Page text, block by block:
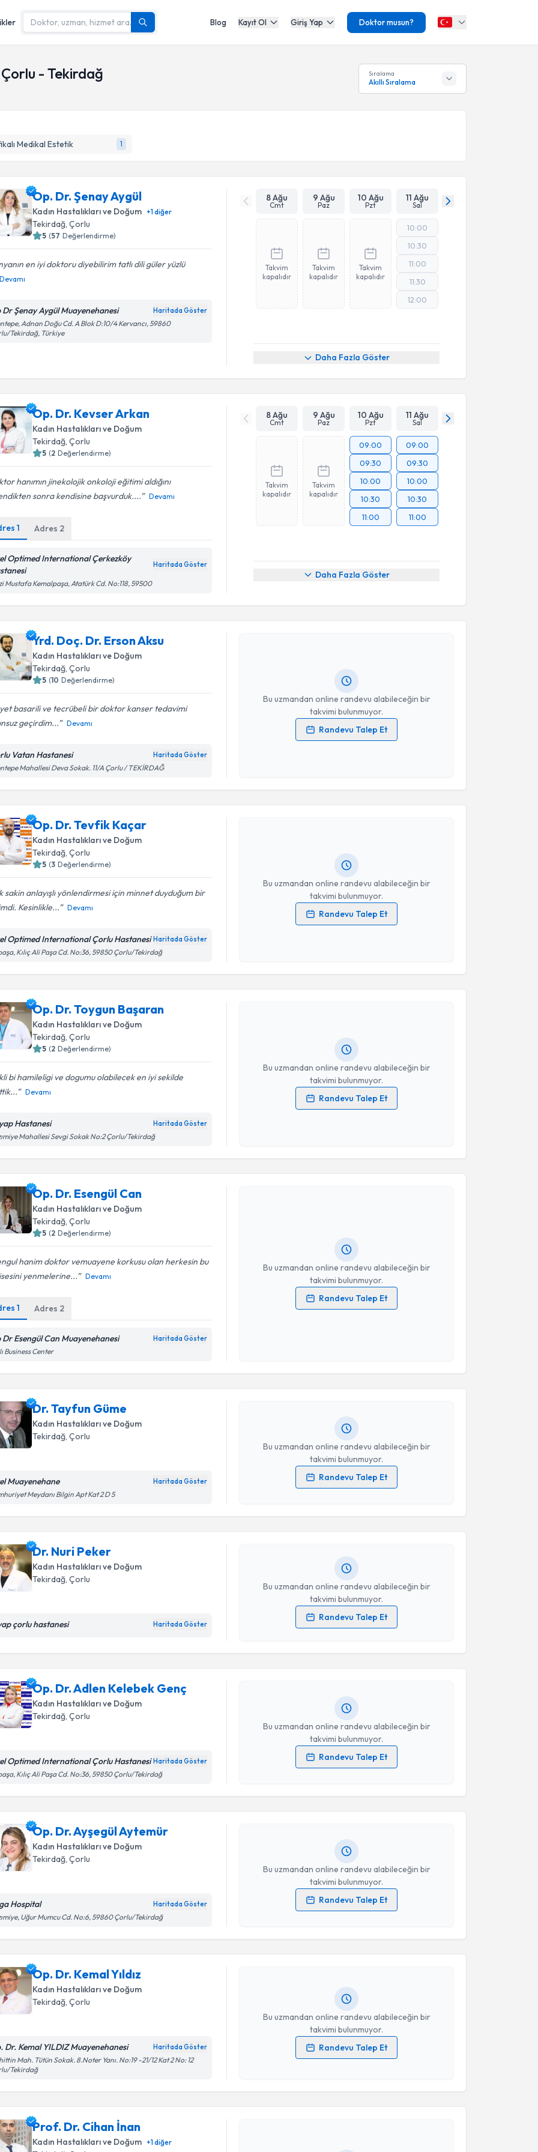
Blog Kayıt Ol Giriş Yap Doktor musun?
Çorlu - Tekirdağ Sıralama
Akıllı Sıralama
Medikal Estetik 1
Op. Dr. Şenay Aygül
Kadın Hastalıkları ve Doğum +1diğer
Tekirdağ,Çorlu
5 (57 Değerlendirme)
en iyi doktoru diyebilirim tatlı dili güler yüzlü
Devamı
Dr Şenay Aygül Muayenehanesi Haritada Göster
Adnan Doğu Cd. A Blok D:10/4 Kervancı, 59860
Tekirdağ, Türkiye
8 Ağu
Cmt
9 Ağu
Paz
10 Ağu
Pzt
11 Ağu
Sal
Takvim
kapalıdır
Takvim
kapalıdır
Takvim
kapalıdır
10:00
10:30
11:00
11:30
12:00
Daha Fazla Göster
Op. Dr. Kevser Arkan
Kadın Hastalıkları ve Doğum
Tekirdağ ,Çorlu
5 (2 Değerlendirme)
hanımın jinekolojik onkoloji eğitimi aldığını
sonra kendisine başvurduk....
Devamı
1 Adres 2
Optimed International Çerkezköy
Haritada Göster
Mustafa Kemalpaşa, Atatürk Cd. No:118, 59500
8 Ağu
Cmt
9 Ağu
Paz
10 Ağu
Pzt
11 Ağu
Sal
Takvim
kapalıdır
Takvim
kapalıdır
09:00
09:30
10:00
10:30
11:00
09:00
09:30
10:00
10:30
11:00
Daha Fazla Göster
Yrd. Doç. Dr. Erson Aksu
Kadın Hastalıkları ve Doğum
Tekirdağ ,Çorlu
5 (10 Değerlendirme)
basarili ve tecrübeli bir doktor kanser tedavimi
geçirdim...
Devamı
Vatan Hastanesi Haritada Göster
Mahallesi Deva Sokak. 11/A Çorlu / TEKİRDAĞ
Bu uzmandan online randevu alabileceğin bir
takvimi bulunmuyor.
Randevu Talep Et
Randevu Takvimi Talebi
Yrd. Doç. Dr. Erson Aksu
Kişisel verilerimin işlenmesine ilişkinAydınlatma Metni
Takvim Talebini Gönder
Op. Dr. Tevfik Kaçar
Kadın Hastalıkları ve Doğum
Tekirdağ ,Çorlu
5 (3 Değerlendirme)
sakin anlayışlı yönlendirmesi için minnet duyduğum bir
Kesinlikle...
Devamı
Optimed International Çorlu Hastanesi Haritada Göster
Kılıç Ali Paşa Cd. No:36, 59850 Çorlu/Tekirdağ
Bu uzmandan online randevu alabileceğin bir
takvimi bulunmuyor.
Randevu Talep Et
Randevu Takvimi Talebi
Op. Dr. Tevfik Kaçar
Kişisel verilerimin işlenmesine ilişkinAydınlatma Metni
Takvim Talebini Gönder
Op. Dr. Toygun Başaran
Kadın Hastalıkları ve Doğum
Tekirdağ ,Çorlu
5 (2 Değerlendirme)
bi hamileligi ve dogumu olabilecek en iyi sekilde
Devamı
Hastanesi Haritada Göster
Mahallesi Sevgi Sokak No:2 Çorlu/Tekirdağ
Bu uzmandan online randevu alabileceğin bir
takvimi bulunmuyor.
Randevu Talep Et
Randevu Takvimi Talebi
Op. Dr. Toygun Başaran
Kişisel verilerimin işlenmesine ilişkinAydınlatma Metni
Takvim Talebini Gönder
Op. Dr. Esengül Can
Kadın Hastalıkları ve Doğum
Tekirdağ ,Çorlu
5 (2 Değerlendirme)
hanim doktor vemuayene korkusu olan herkesin bu
yenmelerine...
Devamı
1 Adres 2
Dr Esengül Can Muayenehanesi Haritada Göster
Business Center
Bu uzmandan online randevu alabileceğin bir
takvimi bulunmuyor.
Randevu Talep Et
Kişisel verilerimin işlenmesine ilişkinAydınlatma Metni
Takvim Talebini Gönder
Dr. Tayfun Güme
Kadın Hastalıkları ve Doğum
Tekirdağ ,Çorlu
Muayenehane Haritada Göster
Meydanı Bilgin Apt Kat 2 D 5
Bu uzmandan online randevu alabileceğin bir
takvimi bulunmuyor.
Randevu Talep Et
Kişisel verilerimin işlenmesine ilişkinAydınlatma Metni
Dr. Nuri Peker
Kadın Hastalıkları ve Doğum
Tekirdağ ,Çorlu
çorlu hastanesi Haritada Göster
Bu uzmandan online randevu alabileceğin bir
takvimi bulunmuyor.
Randevu Talep Et
Randevu Takvimi Talebi
uzmandan randevu almanız için bir takvim hazırlandığında e-
posta ile bilgilendireceğiz.
Kişisel verilerimin işlenmesine ilişkinAydınlatma Metni
işlenmesini kabul ediyorum.
Op. Dr. Adlen Kelebek Genç
Kadın Hastalıkları ve Doğum
Tekirdağ ,Çorlu
Optimed International Çorlu Hastanesi Haritada Göster
Kılıç Ali Paşa Cd. No:36, 59850 Çorlu/Tekirdağ
Bu uzmandan online randevu alabileceğin bir
takvimi bulunmuyor.
Randevu Talep Et
Randevu Takvimi Talebi
Kişisel verilerimin işlenmesine ilişkinAydınlatma Metni
Op. Dr. Ayşegül Aytemür
Kadın Hastalıkları ve Doğum
Tekirdağ ,Çorlu
Hospital Haritada Göster
Uğur Mumcu Cd. No:6, 59860 Çorlu/Tekirdağ
Bu uzmandan online randevu alabileceğin bir
takvimi bulunmuyor.
Randevu Talep Et
Randevu Takvimi Talebi
Kişisel verilerimin işlenmesine ilişkinAydınlatma Metni
Op. Dr. Kemal Yıldız
Kadın Hastalıkları ve Doğum
Tekirdağ ,Çorlu
Dr. Kemal YILDIZ Muayenehanesi Haritada Göster
Mah. Tütün Sokak. 8.Noter Yanı. No:19 -21/12 Kat 2 No: 12
Tekirdağ
Bu uzmandan online randevu alabileceğin bir
takvimi bulunmuyor.
Randevu Talep Et
Randevu Takvimi Talebi
Op. Dr. Kemal Yıldıziçin randevu takvimi talebi oluşturun. Size
bu uzmandan randevu almanız için bir takvim hazırlandığında e-
Kişisel verilerimin işlenmesine ilişkinAydınlatma Metni
Prof. Dr. Cihan İnan
Kadın Hastalıkları ve Doğum +1diğer
Randevu Takvimi Talebi